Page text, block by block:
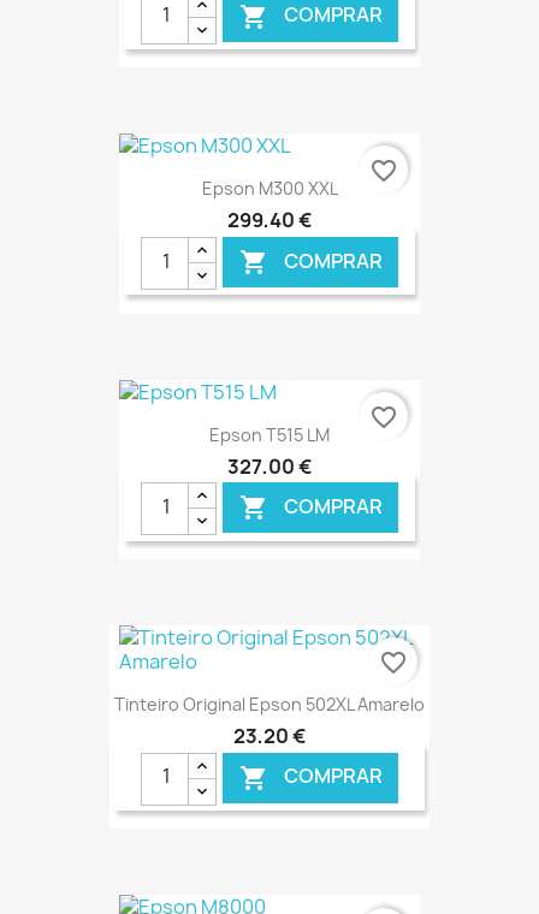
 COMPRAR
€ ONLINE
Epson M300 XXL
299,40 €
 COMPRAR
€ ONLINE
favorite_border
Epson T515 LM
327,00 €
 COMPRAR
€ ONLINE
favorite_border
Tinteiro Original Epson 502XL Amarelo
23,20 €
 COMPRAR
favorite_border